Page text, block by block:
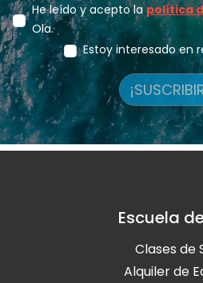
He leído y acepto lapolítica
Ola.
Estoy interesado en
Escuela
Clases de
Alquiler de